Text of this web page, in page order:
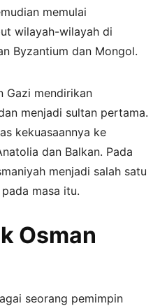
memulai
wilayah-wilayah di
Byzantium dan Mongol.
Gazi mendirikan
menjadi sultan pertama.
kekuasaannya ke
dan Balkan. Pada
menjadi salah satu
masa itu.
Osman
seorang pemimpin